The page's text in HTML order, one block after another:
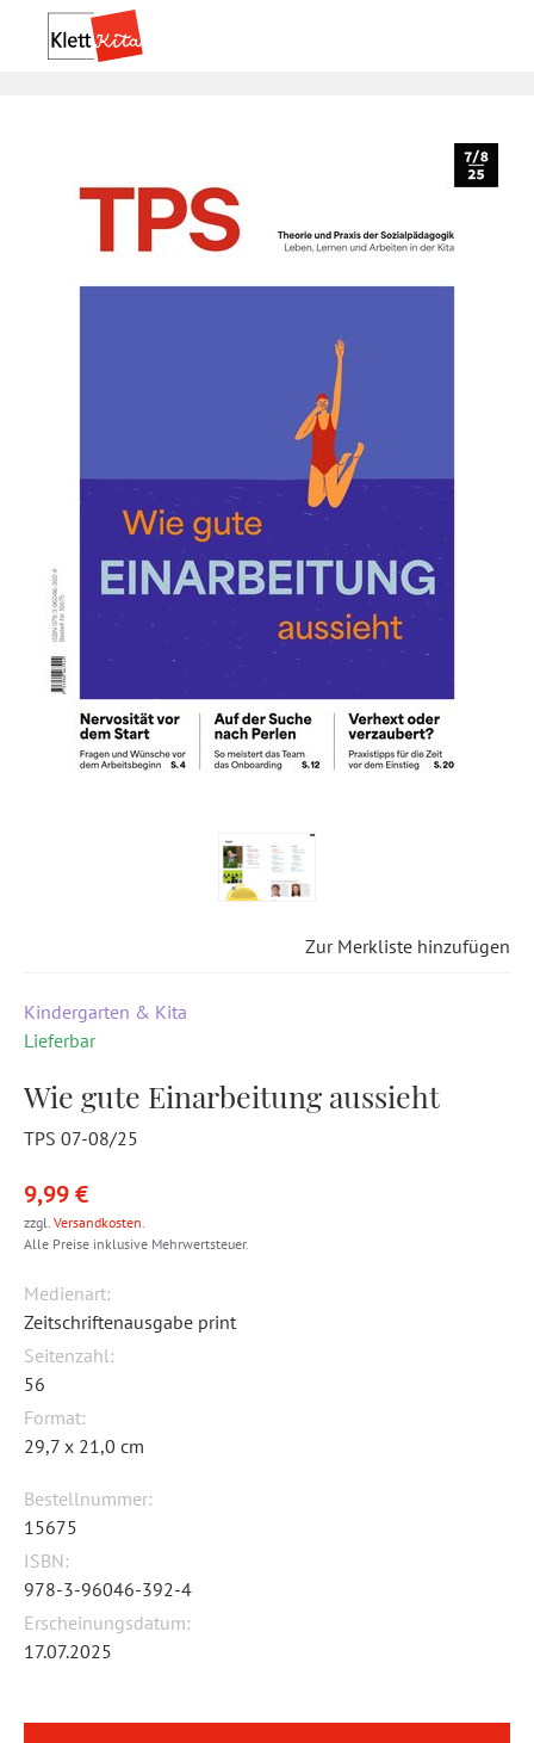
Zur Merkliste hinzufügen
Kindergarten & Kita
Lieferbar
Wie gute Einarbeitung aussieht
TPS 07-08/25
9,99 €
zzgl. Versandkosten.
Alle Preise inklusive Mehrwertsteuer.
Medienart:
Zeitschriftenausgabe print
Seitenzahl:
56
Format:
29,7 x 21,0 cm
Bestellnummer:
15675
ISBN:
978-3-96046-392-4
Erscheinungsdatum:
17.07.2025